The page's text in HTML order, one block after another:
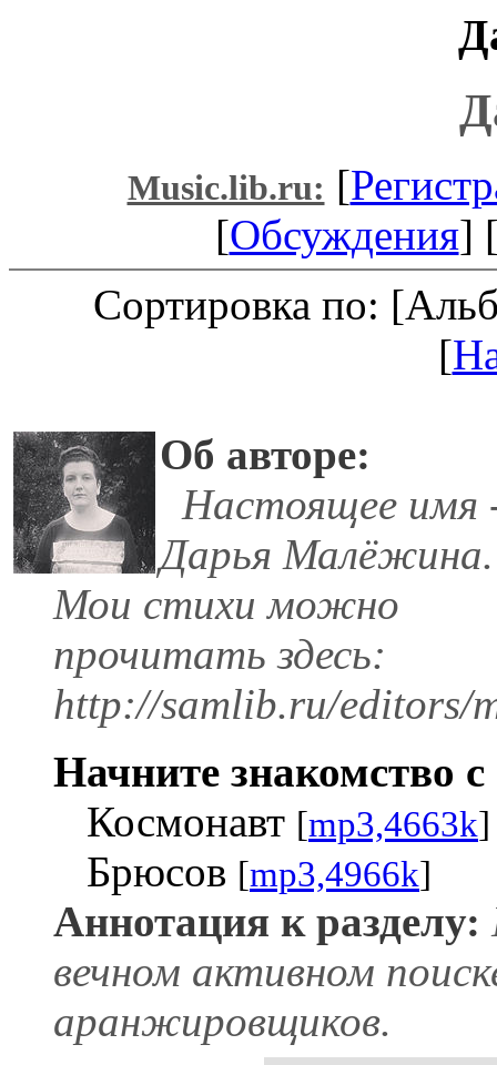
Music.lib.ru: [
[Обсуждения]
Сортировка по:
[
Об авторе:
Настоящее имя
Дарья Малёжина.
Мои стихи можно
прочитать здесь:
http://samlib.ru/editors/
Начните знакомство с
Космонавт [mp3,4663k]
Брюсов [mp3,4966k]
Аннотация к разделу:
вечном активном
аранжировщиков.